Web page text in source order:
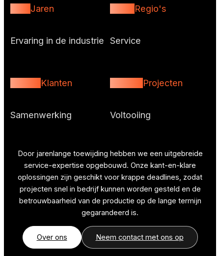
Jaren
Ervaring in de industrie
Regio's
Service
Klanten
Samenwerking
Projecten
Voltooiing
Door jarenlange toewijding hebben we een uitgebreide
service-expertise opgebouwd. Onze kant-en-klare
oplossingen zijn geschikt voor krappe deadlines, zodat
projecten snel in bedrijf kunnen worden gesteld en de
betrouwbaarheid van de productie op de lange termijn
gegarandeerd is.
Over ons Neem contact met ons op